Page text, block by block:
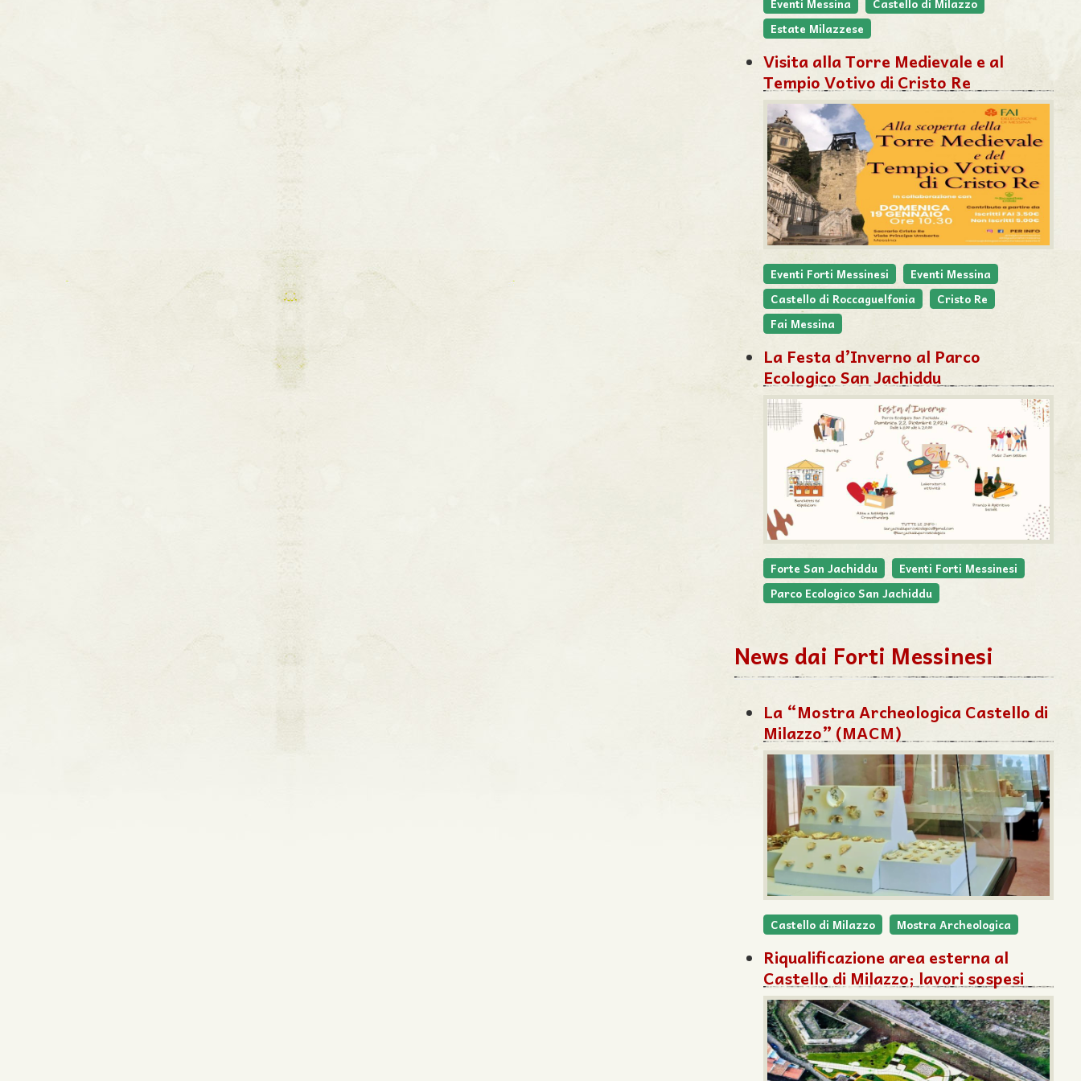
Eventi Messina
Castello di Milazzo
Estate Milazzese
Visita alla Torre Medievale e al
Tempio Votivo di Cristo Re
Eventi Forti Messinesi
Eventi Messina
Castello di Roccaguelfonia
Cristo Re
Fai Messina
La Festa d’Inverno al Parco
Ecologico San Jachiddu
Forte San Jachiddu
Eventi Forti Messinesi
Parco Ecologico San Jachiddu
News dai Forti Messinesi
La “Mostra Archeologica Castello di
Milazzo” (MACM)
Castello di Milazzo Mostra Archeologica
Riqualificazione area esterna al
Castello di Milazzo; lavori sospesi